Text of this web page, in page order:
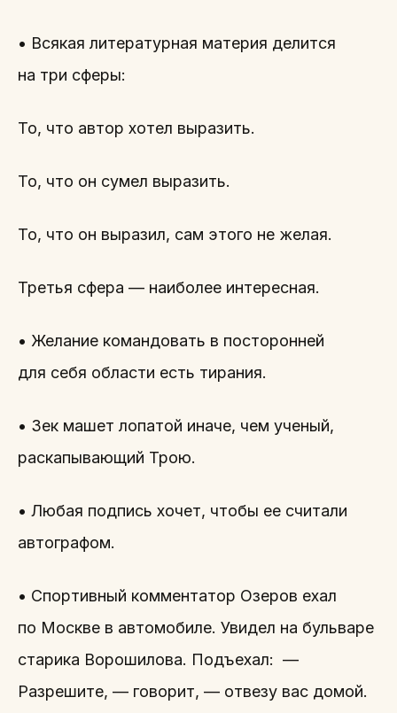
• Всякая литературная материя делится
на три сферы:
То, что автор хотел выразить.
То, что он сумел выразить.
То, что он выразил, сам этого не желая.
Третья сфера — наиболее интересная.
• Желание командовать в посторонней
для себя области есть тирания.
• Зек машет лопатой иначе, чем ученый,
раскапывающий Трою.
• Любая подпись хочет, чтобы ее считали
автографом.
• Спортивный комментатор Озеров ехал
по Москве в автомобиле. Увидел на бульваре
старика Ворошилова. Подъехал: —
Разрешите, — говорит, — отвезу вас домой.